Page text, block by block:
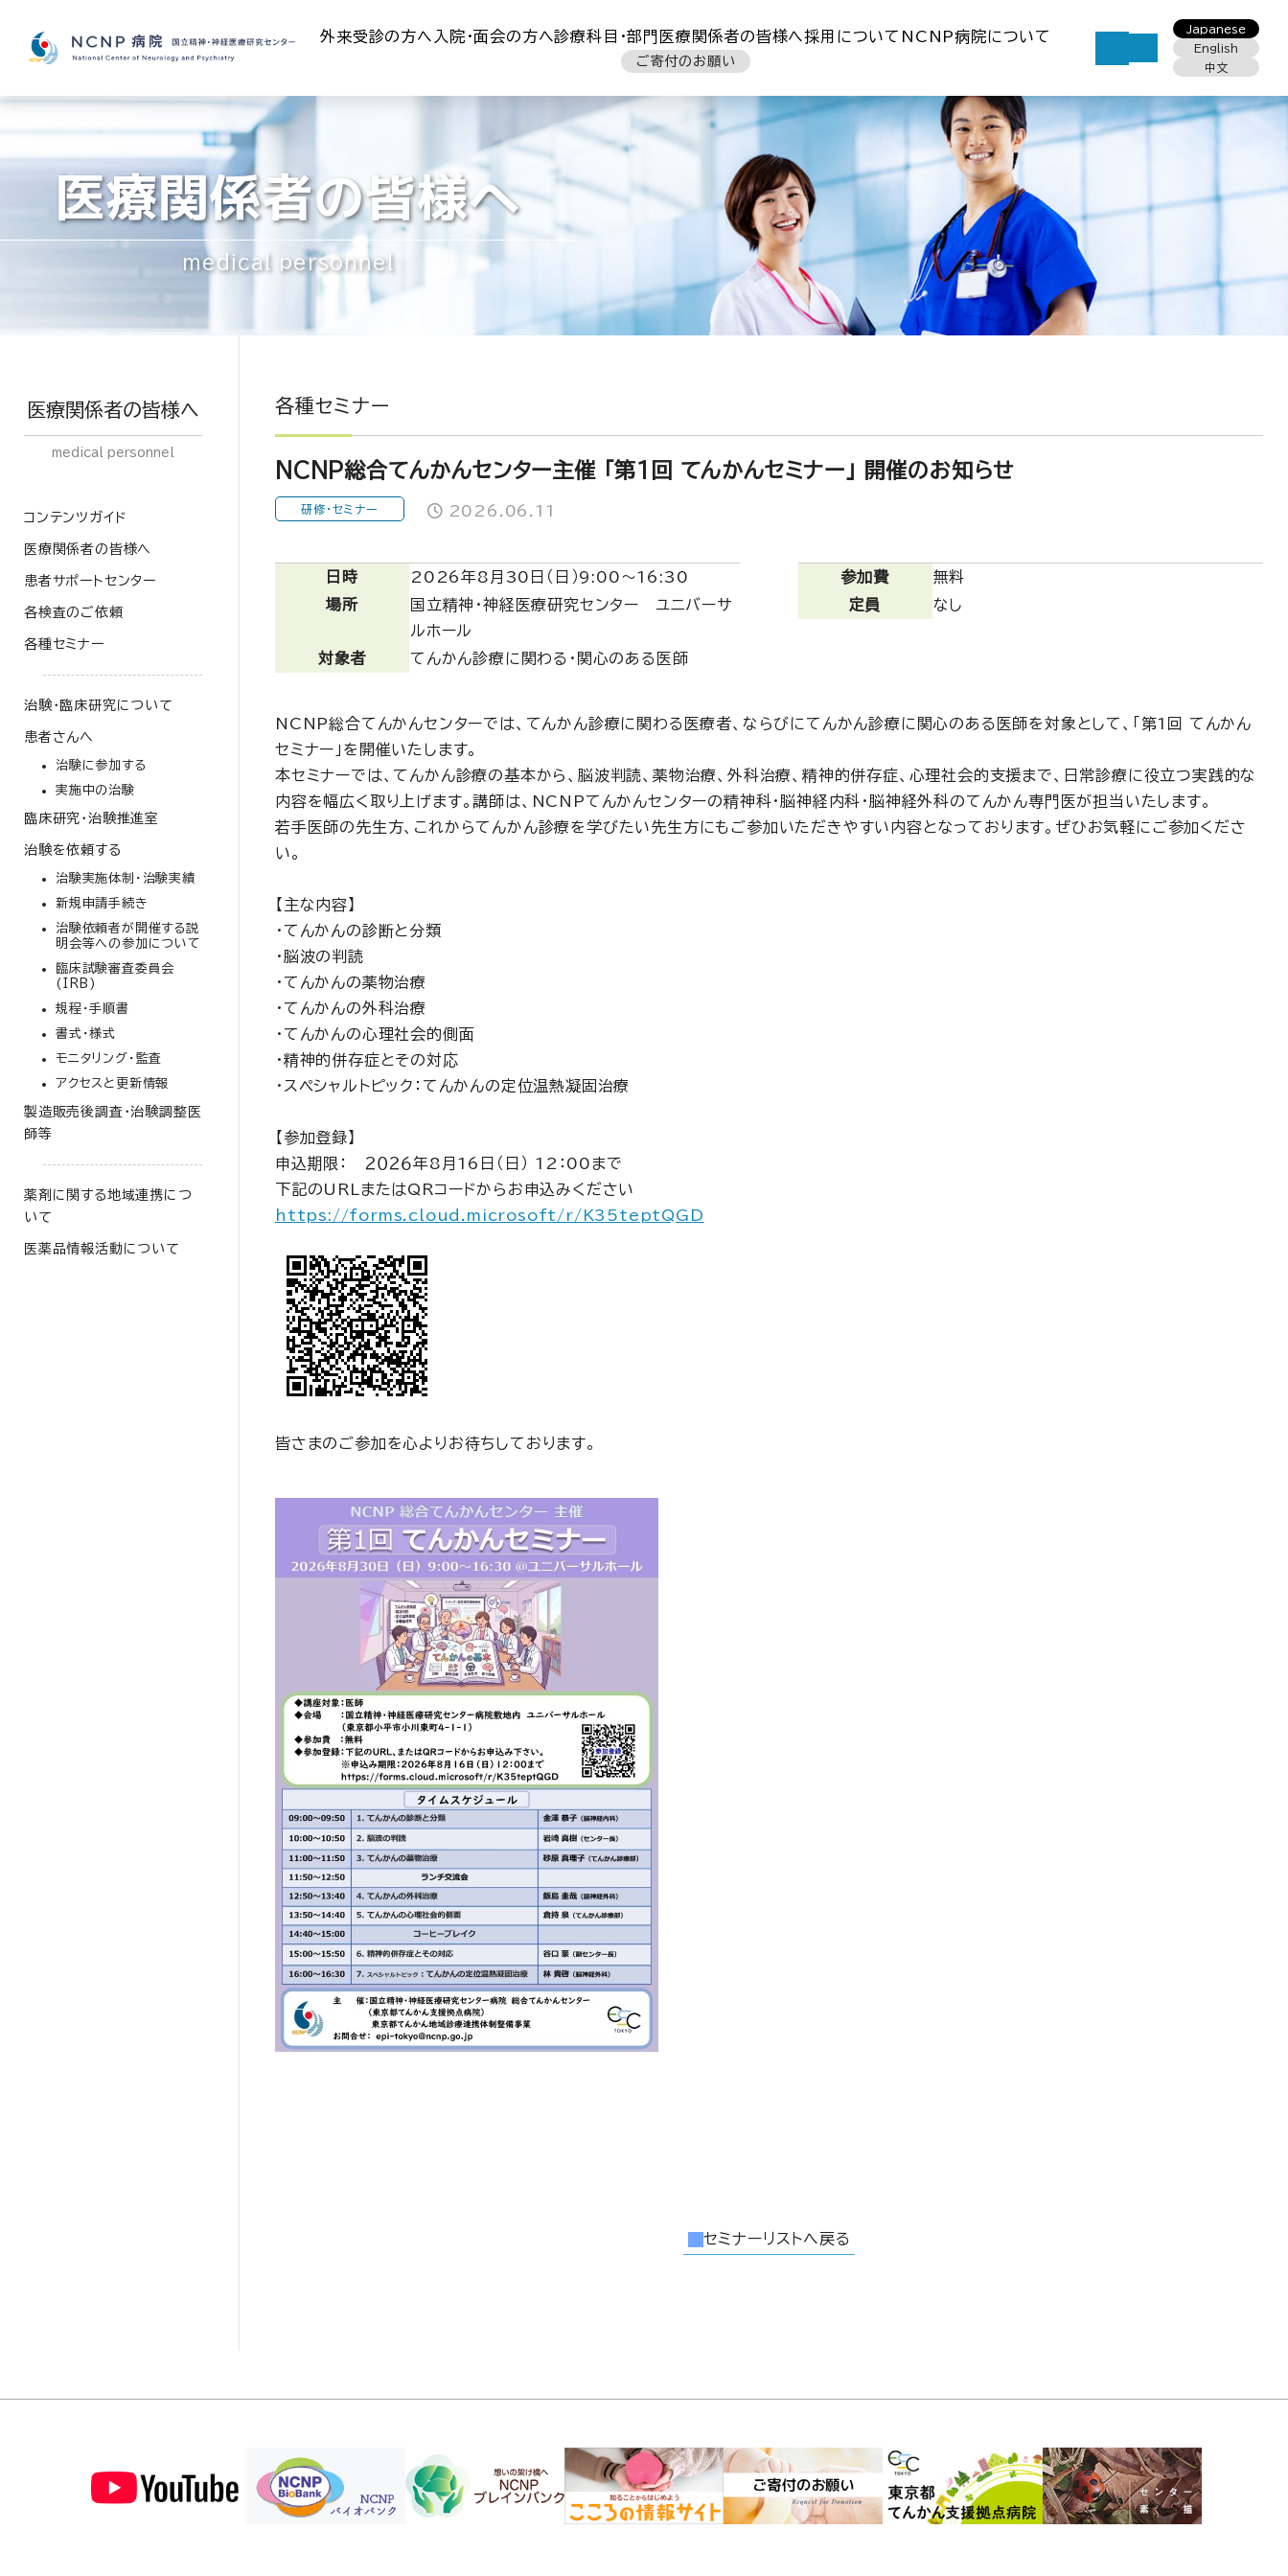
外来受診の方へ 入院・面会の方へ診療科目・部門 医療関係者の皆様へ採用について NCNP病院について
ご寄付のお願い
Japanese
English
中文
医療関係者の皆様へ
medical personnel
医療関係者の皆様へ
medical personnel
コンテンツガイド
医療関係者の皆様へ
患者サポートセンター
各検査のご依頼
各種セミナー
治験・臨床研究について
患者さんへ
治験に参加する
実施中の治験
臨床研究・治験推進室
治験を依頼する
治験実施体制・治験実績
新規申請手続き
治験依頼者が開催する説
明会等への参加について
臨床試験審査委員会
(IRB)
規程・手順書
書式・様式
モニタリング・監査
アクセスと更新情報
製造販売後調査・治験調整医
師等
薬剤に関する地域連携につ
いて
医薬品情報活動について
各種セミナー
NCNP総合てんかんセンター主催 「第1回 てんかんセミナー」 開催のお知らせ
研修・セミナー 2026.06.11
日時
2026年8月30日（日）9:00～16:30
場所
国立精神・神経医療研究センター ユニバーサ
ルホール
対象者
てんかん診療に関わる・関心のある医師
参加費
無料
定員
なし
NCNP総合てんかんセンターでは、てんかん診療に関わる医療者、ならびにてんかん診療に関心のある医師を対象として、「第1回 てんかん
セミナー」を開催いたします。
本セミナーでは、てんかん診療の基本から、脳波判読、薬物治療、外科治療、精神的併存症、心理社会的支援まで、日常診療に役立つ実践的な
内容を幅広く取り上げます。講師は、NCNPてんかんセンターの精神科・脳神経内科・脳神経外科のてんかん専門医が担当いたします。
若手医師の先生方、これからてんかん診療を学びたい先生方にもご参加いただきやすい内容となっております。ぜひお気軽にご参加くださ
い。
【主な内容】
・てんかんの診断と分類
・脳波の判読
・てんかんの薬物治療
・てんかんの外科治療
・てんかんの心理社会的側面
・精神的併存症とその対応
・スペシャルトピック：てんかんの定位温熱凝固治療
【参加登録】
申込期限： ２０２６年8月16日（日） 12：00まで
下記のURLまたはQRコードからお申込みください
https://forms.cloud.microsoft/r/K35teptQGD
皆さまのご参加を心よりお待ちしております。
セミナーリストへ戻る